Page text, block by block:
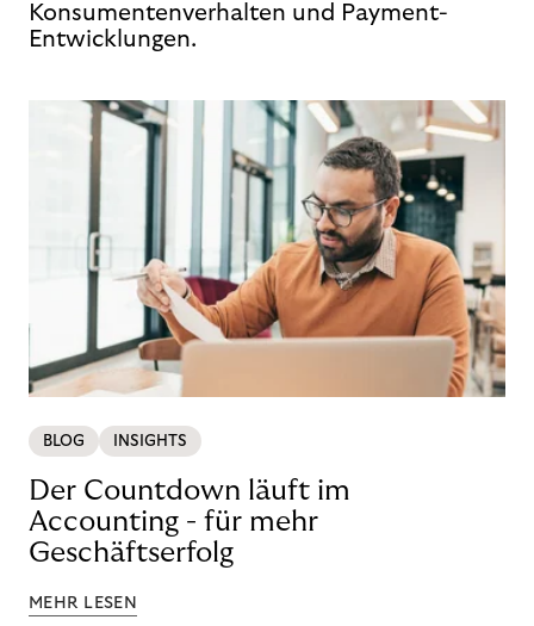
Konsumentenverhalten und Payment-
Entwicklungen.
BLOG INSIGHTS
Der Countdown läuft im
Accounting - für mehr
Geschäftserfolg
MEHR LESEN